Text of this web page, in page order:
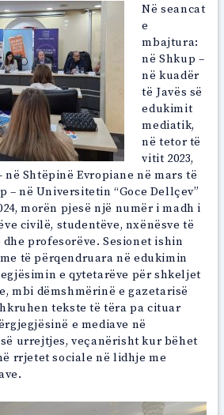
Në seancat
e
mbajtura:
në Shkup –
në kuadër
të Javës së
edukimit
mediatik,
në tetor të
vitit 2023,
Shtëpinë Evropiane në mars të
– në Universitetin “Goce Dellçev”
morën pjesë një numër i madh i
civilë, studentëve, nxënësve të
profesorëve. Sesionet ishin
të përqendruara në edukimin
e qytetarëve për shkeljet
mbi dëmshmërinë e gazetarisë
tekste të tëra pa cituar
e mediave në
urrejtjes, veçanërisht kur bëhet
rrjetet sociale në lidhje me